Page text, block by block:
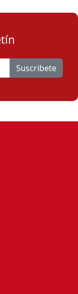
Suscribete